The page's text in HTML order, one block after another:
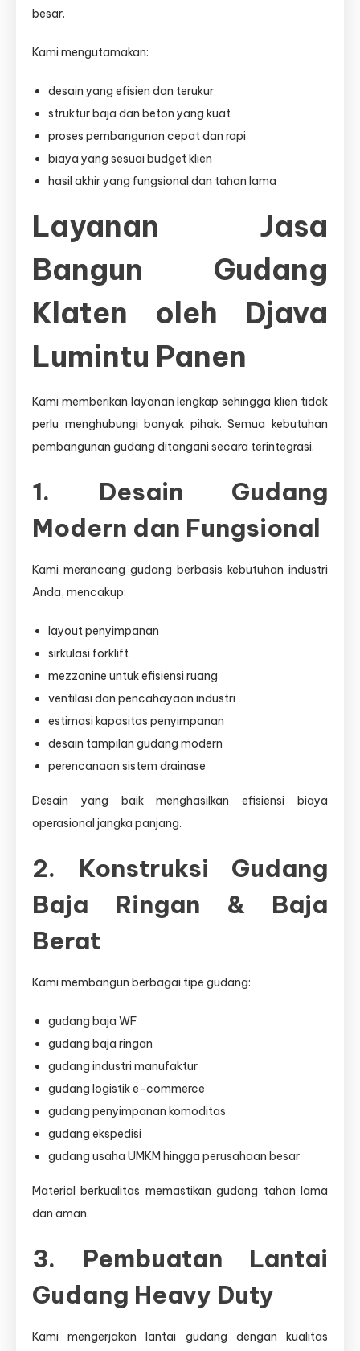
besar.
Kami mengutamakan:
desain yang efisien dan terukur
struktur baja dan beton yang kuat
proses pembangunan cepat dan rapi
biaya yang sesuai budget klien
hasil akhir yang fungsional dan tahan lama
Layanan Jasa
Bangun Gudang
Klaten oleh Djava
Lumintu Panen
Kami memberikan layanan lengkap sehingga klien tidak
perlu menghubungi banyak pihak. Semua kebutuhan
pembangunan gudang ditangani secara terintegrasi.
1. Desain Gudang
Modern dan Fungsional
Kami merancang gudang berbasis kebutuhan industri
Anda, mencakup:
layout penyimpanan
sirkulasi forklift
mezzanine untuk efisiensi ruang
ventilasi dan pencahayaan industri
estimasi kapasitas penyimpanan
desain tampilan gudang modern
perencanaan sistem drainase
Desain yang baik menghasilkan efisiensi biaya
operasional jangka panjang.
2. Konstruksi Gudang
Baja Ringan & Baja
Berat
Kami membangun berbagai tipe gudang:
gudang baja WF
gudang baja ringan
gudang industri manufaktur
gudang logistik e-commerce
gudang penyimpanan komoditas
gudang ekspedisi
gudang usaha UMKM hingga perusahaan besar
Material berkualitas memastikan gudang tahan lama
dan aman.
3. Pembuatan Lantai
Gudang Heavy Duty
Kami mengerjakan lantai gudang dengan kualitas